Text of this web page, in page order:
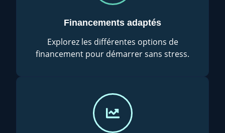
Financements adaptés
Explorez les différentes options de
financement pour démarrer sans stress.